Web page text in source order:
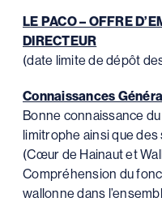
LE PACO – OFFRE
DIRECTEUR
(date limite de dépôt
Connaissances
Bonne connaissance
limitrophe ainsi que
(Cœur de Hainaut et
Compréhension du
wallonne dans